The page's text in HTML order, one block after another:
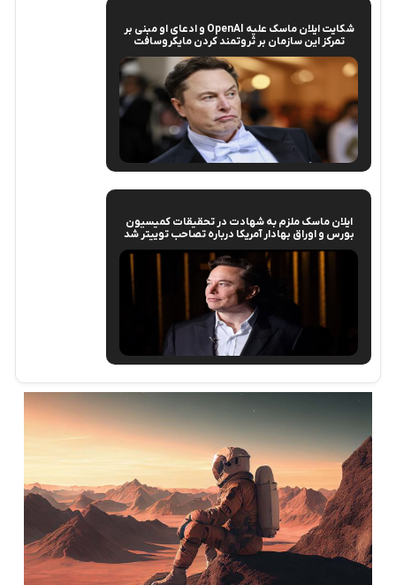
شکایت ایلان ماسک علیه OpenAI و ادعای او مبنی بر
تمرکز این سازمان بر ثروتمند کردن مایکروسافت
ایلان ماسک ملزم به شهادت در تحقیقات کمیسیون
بورس و اوراق بهادار آمریکا درباره تصاحب توییتر شد